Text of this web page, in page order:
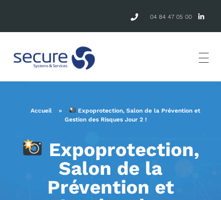
04 84 47 05 00
Accueil »
Expoprotection, Salon de la Prévention et
Gestion des Risques Jour 2 !
Expoprotection,
Salon de la
Prévention et